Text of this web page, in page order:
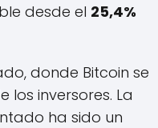
desde el 25,4%
donde Bitcoin se
inversores. La
ha sido un